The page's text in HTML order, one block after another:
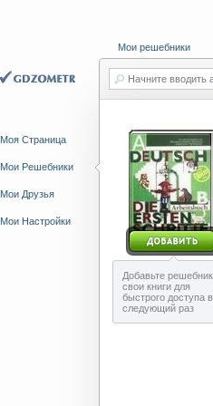
Моя Страница
Мои Решебники
Мои Друзья
Мои Настройки
Мои решебники
Начните вводить
Добавьте
свои книги для
быстрого доступа в
следующий раз